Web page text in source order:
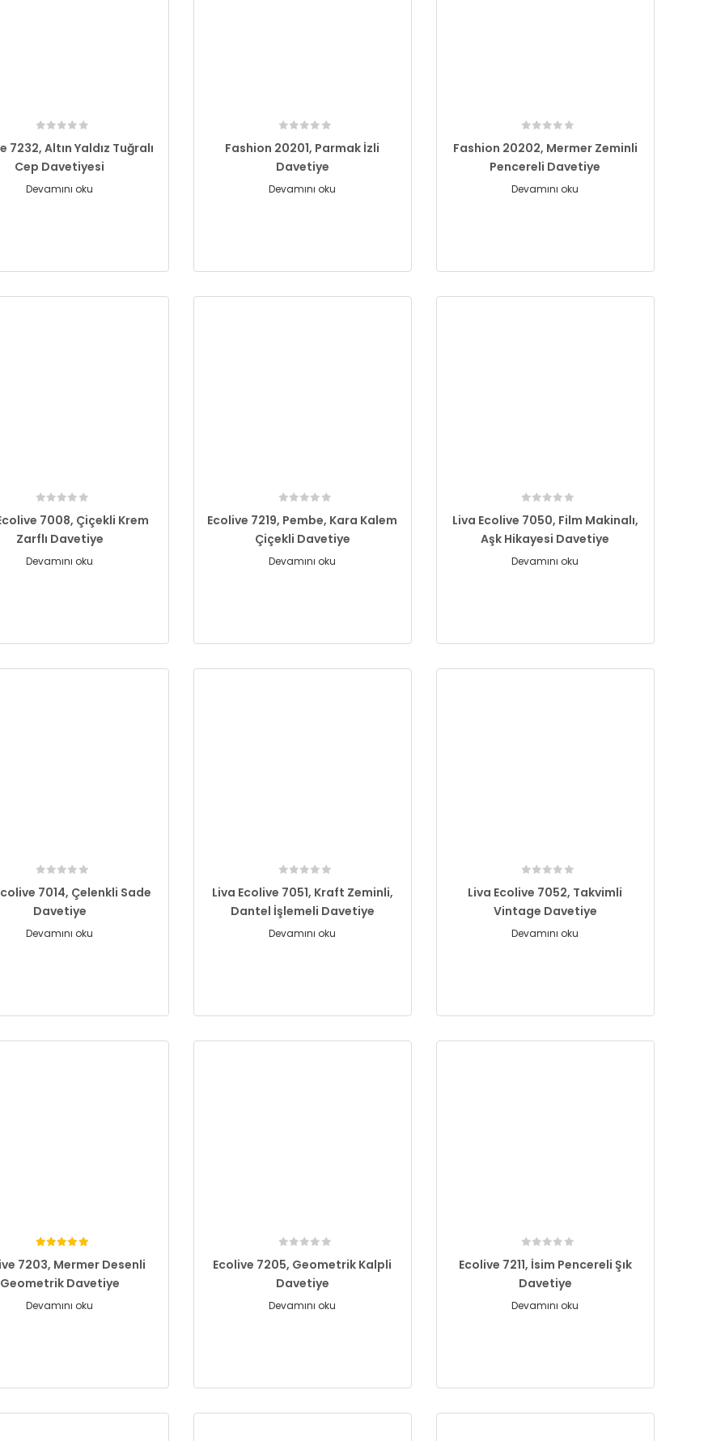
7232, Altın Yaldız Tuğralı
Cep Davetiyesi
Devamını oku
Fashion 20201, Parmak İzli
Davetiye
Devamını oku
Fashion 20202, Mermer Zeminli
Pencereli Davetiye
Devamını oku
7008, Çiçekli Krem
Zarflı Davetiye
Devamını oku
Ecolive 7219, Pembe, Kara Kalem
Çiçekli Davetiye
Devamını oku
Liva Ecolive 7050, Film Makinalı,
Aşk Hikayesi Davetiye
Devamını oku
7014, Çelenkli Sade
Davetiye
Devamını oku
Liva Ecolive 7051, Kraft Zeminli,
Dantel İşlemeli Davetiye
Devamını oku
Liva Ecolive 7052, Takvimli
Vintage Davetiye
Devamını oku
7203, Mermer Desenli
Geometrik Davetiye
Devamını oku
Ecolive 7205, Geometrik Kalpli
Davetiye
Devamını oku
Ecolive 7211, İsim Pencereli Şık
Davetiye
Devamını oku